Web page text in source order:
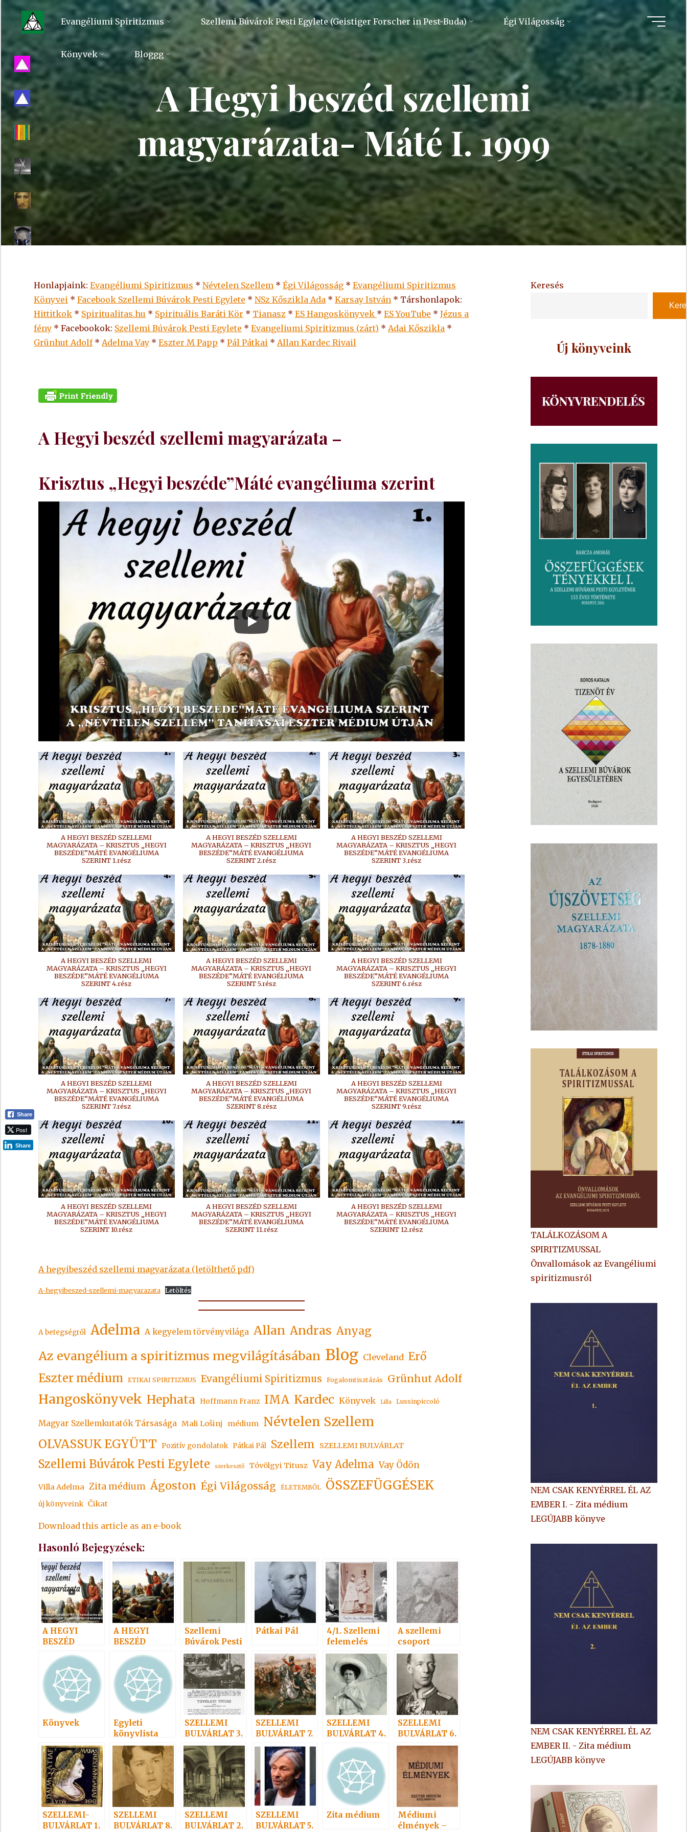
Skip
content
Evangéliumi
Spiritizmus
Evangéliumi Spiritizmus Szellemi Búvárok Pesti Egylete (Geistiger Forscher in Pest-Buda) Égi Világosság
Könyvek Bloggg
A Hegyi beszéd szellemi
magyarázata- Máté I. 1999
Honlapjaink: Evangéliumi Spiritizmus * Névtelen Szellem * Égi Világosság * Evangéliumi Spiritizmus
Könyvei * Facebook Szellemi Búvárok Pesti Egylete * NSz Kőszikla Ada * Karsay István * Társhonlapok:
Hittitkok * Spiritualitas.hu * Spirituális Baráti Kör * Tianasz * ES Hangoskönyvek * ESYouTube * Jézus a
fény * Facebookok: Szellemi Búvárok Pesti Egylete * Evangeliumi Spiritizmus (zárt) * Adai Kőszikla *
Grünhut Adolf* Adelma Vay * Eszter M Papp * Pál Pátkai * Allan Kardec Rivail
A Hegyi beszéd szellemi magyarázata –
Krisztus „Hegyi beszéde”Máté evangéliuma szerint
A HEGYI BESZÉD SZELLEMI
MAGYARÁZATA – KRISZTUS „HEGYI
BESZÉDE”MÁTÉ EVANGÉLIUMA
SZERINT 1.rész
A HEGYI BESZÉD SZELLEMI
MAGYARÁZATA – KRISZTUS „HEGYI
BESZÉDE”MÁTÉ EVANGÉLIUMA
SZERINT 2.rész
A HEGYI BESZÉD SZELLEMI
MAGYARÁZATA – KRISZTUS „HEGYI
BESZÉDE”MÁTÉ EVANGÉLIUMA
SZERINT 3.rész
A HEGYI BESZÉD SZELLEMI
MAGYARÁZATA – KRISZTUS „HEGYI
BESZÉDE”MÁTÉ EVANGÉLIUMA
SZERINT 4.rész
A HEGYI BESZÉD SZELLEMI
MAGYARÁZATA – KRISZTUS „HEGYI
BESZÉDE”MÁTÉ EVANGÉLIUMA
SZERINT 5.rész
A HEGYI BESZÉD SZELLEMI
MAGYARÁZATA – KRISZTUS „HEGYI
BESZÉDE”MÁTÉ EVANGÉLIUMA
SZERINT 6.rész
A HEGYI BESZÉD SZELLEMI
MAGYARÁZATA – KRISZTUS „HEGYI
BESZÉDE”MÁTÉ EVANGÉLIUMA
SZERINT 7.rész
A HEGYI BESZÉD SZELLEMI
MAGYARÁZATA – KRISZTUS „HEGYI
BESZÉDE”MÁTÉ EVANGÉLIUMA
SZERINT 8.rész
A HEGYI BESZÉD SZELLEMI
MAGYARÁZATA – KRISZTUS „HEGYI
BESZÉDE”MÁTÉ EVANGÉLIUMA
SZERINT 9.rész
A HEGYI BESZÉD SZELLEMI
MAGYARÁZATA – KRISZTUS „HEGYI
BESZÉDE”MÁTÉ EVANGÉLIUMA
SZERINT 10.rész
A HEGYI BESZÉD SZELLEMI
MAGYARÁZATA – KRISZTUS „HEGYI
BESZÉDE”MÁTÉ EVANGÉLIUMA
SZERINT 11.rész
A HEGYI BESZÉD SZELLEMI
MAGYARÁZATA – KRISZTUS „HEGYI
BESZÉDE”MÁTÉ EVANGÉLIUMA
SZERINT 12.rész
A hegyibeszéd szellemi magyarázata (letölthető pdf)
A-hegyibeszed-szellemi-magyarazata Letöltés
A betegségről Adelma A kegyelem törvényvilága Allan Andras Anyag
Az evangélium a spiritizmus megvilágításában Blog Cleveland Erő
Eszter médium ETIKAI SPIRITIZMUS Evangéliumi Spiritizmus Fogalomtisztázás Grünhut Adolf
Hangoskönyvek Hephata Hoffmann Franz IMA Kardec Könyvek Lilla Lussinpiccoló
Magyar Szellemkutatók Társasága Mali Lošinj médium Névtelen Szellem
OLVASSUK EGYÜTT Pozitív gondolatok Pátkai Pál Szellem SZELLEMI BULVÁRLAT
Szellemi Búvárok Pesti Egylete szerkesztő Tóvölgyi Titusz Vay Adelma Vay Ödön
Villa Adelma Zita médium Ágoston Égi Világosság ÉLETEMBŐL ÖSSZEFÜGGÉSEK
új könyveink Čikat
Download this article as an e-book
Hasonló Bejegyzések:
A HEGYI
BESZÉD
SZELLEMI
MAGYARÁZAT
A
A HEGYI
BESZÉD
Szellemi
Búvárok Pesti
Egylete
(Geistiger
Forscher in
Pest-Buda)
Pátkai Pál
4/1. Szellemi
felemelés
A szellemi
csoport
Könyvek
Egyleti
könyvlista
SZELLEMI
BULVÁRLAT 3.
– SZELLEMEK
NAPTÁRA
SZELLEMI
BULVÁRLAT 7.
–
SZELLEMI
BULVÁRLAT 4.
– Adelma
nevezetes
rokonai 3
SZELLEMI
BULVÁRLAT 6.
– Adelma
rokonai 1
SZELLEMI-
BULVÁRLAT 1.
SZELLEMI
BULVÁRLAT 8.
SZELLEMI
BULVÁRLAT 2.
SZELLEMI
BULVÁRLAT 5.
Zita médium
Médiumi
élmények –
Keresés
Új könyveink
TALÁLKOZÁSOM A
SPIRITIZMUSSAL
Önvallomások az Evangéliumi
spiritizmusról
NEM CSAK KENYÉRREL ÉL AZ
EMBER I. - Zita médium
LEGÚJABB könyve
NEM CSAK KENYÉRREL ÉL AZ
EMBER II. - Zita médium
LEGÚJABB könyve
Share
Post
Share